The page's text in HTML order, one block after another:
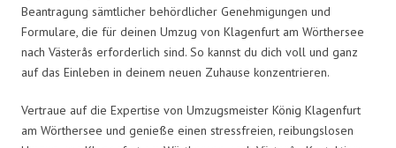
Beantragung sämtlicher behördlicher Genehmigungen und
Formulare, die für deinen Umzug von Klagenfurt am Wörthersee
nach Västerås erforderlich sind. So kannst du dich voll und ganz
auf das Einleben in deinem neuen Zuhause konzentrieren.
Vertraue auf die Expertise von Umzugsmeister König Klagenfurt
am Wörthersee und genieße einen stressfreien, reibungslosen